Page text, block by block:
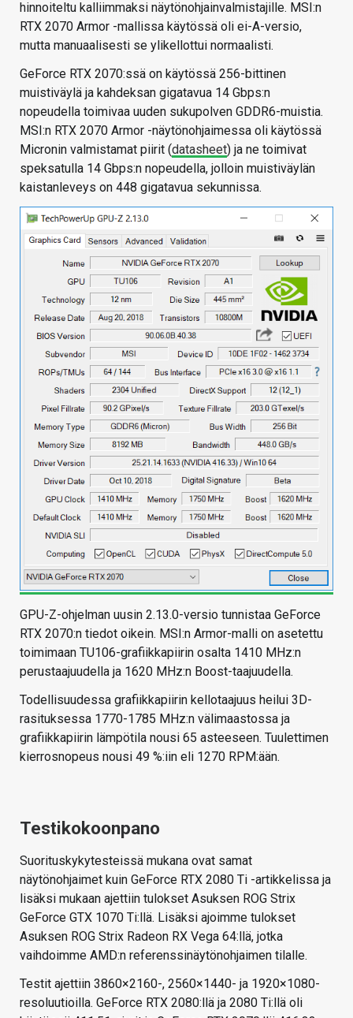
hinnoiteltu kalliimmaksi näytönohjainvalmistajille. MSI:n
RTX 2070 Armor -mallissa käytössä oli ei-A-versio,
mutta manuaalisesti se ylikellottui normaalisti.
GeForce RTX 2070:ssä on käytössä 256-bittinen
muistiväylä ja kahdeksan gigatavua 14 Gbps:n
nopeudella toimivaa uuden sukupolven GDDR6-muistia.
MSI:n RTX 2070 Armor -näytönohjaimessa oli käytössä
Micronin valmistamat piirit (datasheet) ja ne toimivat
speksatulla 14 Gbps:n nopeudella, jolloin muistiväylän
kaistanleveys on 448 gigatavua sekunnissa.
GPU-Z-ohjelman uusin 2.13.0-versio tunnistaa GeForce
RTX 2070:n tiedot oikein. MSI:n Armor-malli on asetettu
toimimaan TU106-grafiikkapiirin osalta 1410 MHz:n
perustaajuudella ja 1620 MHz:n Boost-taajuudella.
Todellisuudessa grafiikkapiirin kellotaajuus heilui 3D-
rasituksessa 1770-1785 MHz:n välimaastossa ja
grafiikkapiirin lämpötila nousi 65 asteeseen. Tuulettimen
kierrosnopeus nousi 49 %:iin eli 1270 RPM:ään.
Testikokoonpano
Suorituskykytesteissä mukana ovat samat
näytönohjaimet kuin GeForce RTX 2080 Ti -artikkelissa ja
lisäksi mukaan ajettiin tulokset Asuksen ROG Strix
GeForce GTX 1070 Ti:llä. Lisäksi ajoimme tulokset
Asuksen ROG Strix Radeon RX Vega 64:llä, jotka
vaihdoimme AMD:n referenssinäytönohjaimen tilalle.
Testit ajettiin 3860×2160-, 2560×1440- ja 1920×1080-
resoluutioilla. GeForce RTX 2080:llä ja 2080 Ti:llä oli